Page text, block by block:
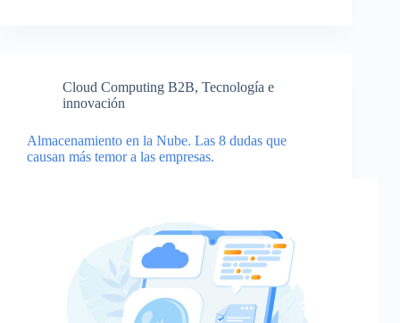
Cloud Computing B2B, Tecnología e
innovación
Almacenamiento en la Nube. Las 8 dudas que
causan más temor a las empresas.